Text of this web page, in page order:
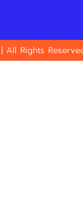
All Rights